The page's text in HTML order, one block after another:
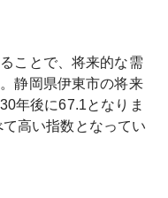
ことで、将来的な需
静岡県伊東市の将来
年後に67.1となりま
高い指数となってい